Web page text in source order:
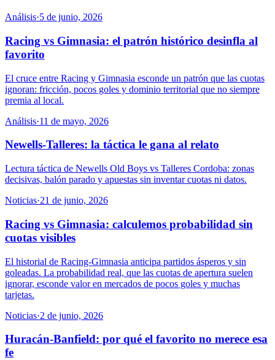
Análisis·5 de junio, 2026
Racing vs Gimnasia: el patrón histórico desinfla al
favorito
El cruce entre Racing y Gimnasia esconde un patrón que las cuotas
ignoran: fricción, pocos goles y dominio territorial que no siempre
premia al local.
Análisis·11 de mayo, 2026
Newells-Talleres: la táctica le gana al relato
Lectura táctica de Newells Old Boys vs Talleres Cordoba: zonas
decisivas, balón parado y apuestas sin inventar cuotas ni datos.
Noticias·21 de junio, 2026
Racing vs Gimnasia: calculemos probabilidad sin
cuotas visibles
El historial de Racing-Gimnasia anticipa partidos ásperos y sin
goleadas. La probabilidad real, que las cuotas de apertura suelen
ignorar, esconde valor en mercados de pocos goles y muchas
tarjetas.
Noticias·2 de junio, 2026
Huracán-Banfield: por qué el favorito no merece esa
fe